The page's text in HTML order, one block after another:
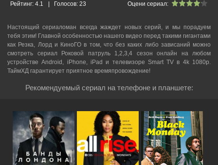
Оцени сериал:
Рейтинг: 4.1 Голосов:23
Настоящий сериаломан всегда жаждет новых серий, и мы порадуем
тебя этим! Главной особенностью нашего видео перед такими гигантами
как Резка, Лорд и КиноГО в том, что без каких либо зависаний можно
смотреть cериал Роковой патруль 1,2,3,4 сезон онлайн на любом
устройстве Android, iPhone, iPad и телевизоре Smart TV в 4k 1080p.
ТаймХД гарантирует приятное времяпровождение!
Рекомендуемый сериал на телефоне и планшете: